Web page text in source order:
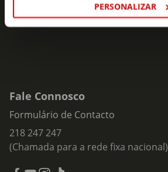
PERSONALIZAR
Fale Connosco
Formulário de Contacto
218 247 247
(Chamada para a rede fixa nacional)